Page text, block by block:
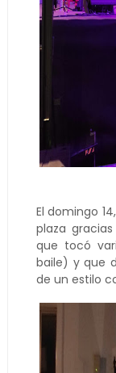
El domingo
plaza
que tocó
baile) y que
de un estilo